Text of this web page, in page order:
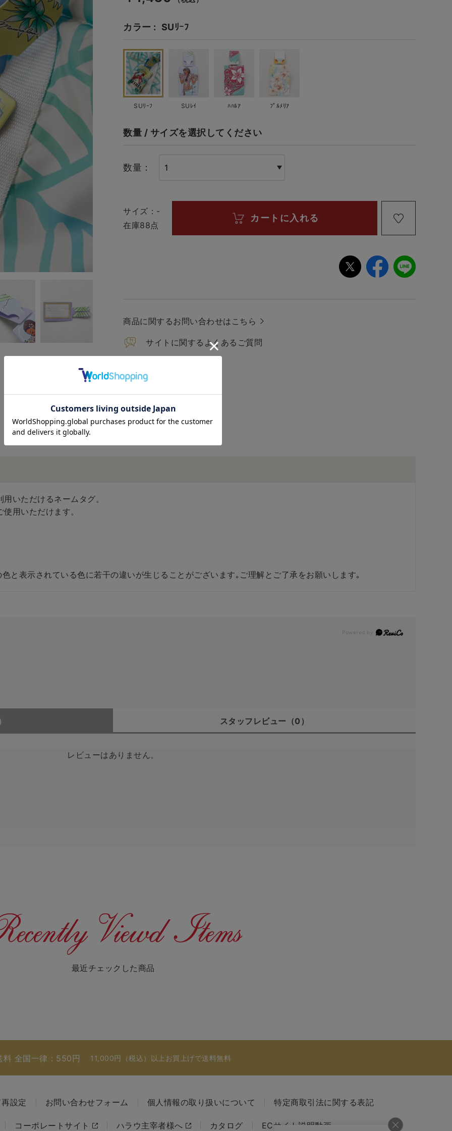
カラー SUﾘｰﾌ
SUﾘｰﾌ SUﾚｲ ﾊﾊﾙｱ ﾌﾟﾙﾒﾘｱ
数量 / サイズを選択してください
数量：
サイズ：-
在庫88点
商品に関するお問い合わせはこちら
サイトに関するよくあるご質問
いただけるネームタグ。
用いただけます。
と表示されている色に若干の違いが生じることがございます｡ご理解とご了承をお願いします｡
スタッフレビュー （0）
レビューはありません。
最近チェックした商品
料 全国一律：550円 11,000円（税込）以上お買上げで送料無料
設定 お問い合わせフォーム 個人情報の取り扱いについて 特定商取引法に関する表記
コーポレートサイト ハラウ主宰者様へ カタログ ECサイト説明動画